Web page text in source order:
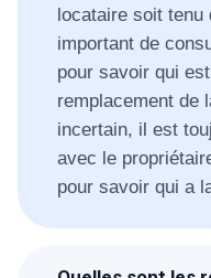
locataire soit tenu
important de
pour savoir qui
remplacement de
incertain, il est
avec le
pour savoir qui a